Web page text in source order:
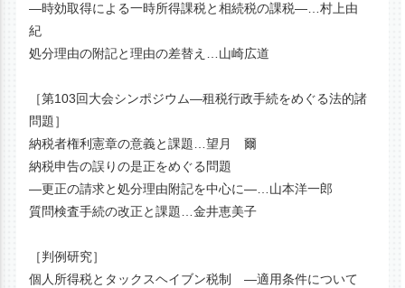
―時効取得による一時所得課税と相続税の課税―…村上由
紀
処分理由の附記と理由の差替え…山崎広道
［第103回大会シンポジウム―租税行政手続をめぐる法的諸
問題］
納税者権利憲章の意義と課題…望月 爾
納税申告の誤りの是正をめぐる問題
―更正の請求と処分理由附記を中心に―…山本洋一郎
質問検査手続の改正と課題…金井恵美子
［判例研究］
個人所得税とタックスヘイブン税制 ―適用条件について